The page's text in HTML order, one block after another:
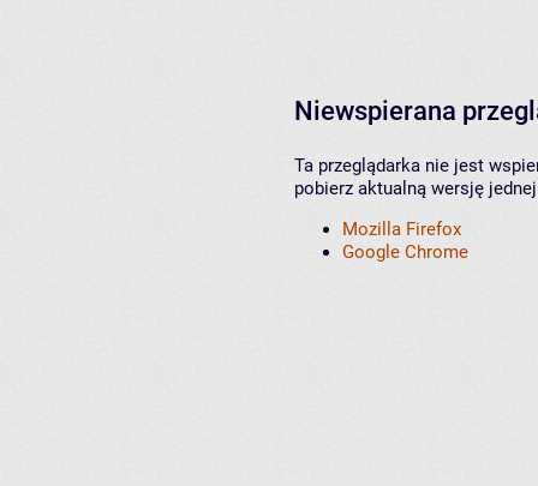
Niewspierana
Ta przeglądarka nie jest
pobierz aktualną wersję
Mozilla Firefox
Google Chrome